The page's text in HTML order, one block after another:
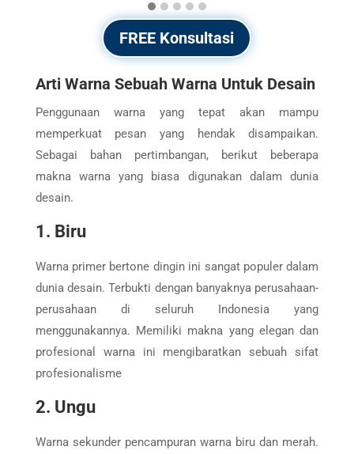
FREE Konsultasi
Arti Warna Sebuah Warna Untuk Desain
Penggunaan warna yang tepat akan mampu
memperkuat pesan yang hendak disampaikan.
Sebagai bahan pertimbangan, berikut beberapa
makna warna yang biasa digunakan dalam dunia
desain.
1. Biru
Warna primer bertone dingin ini sangat populer dalam
dunia desain. Terbukti dengan banyaknya perusahaan-
perusahaan di seluruh Indonesia yang
menggunakannya. Memiliki makna yang elegan dan
profesional warna ini mengibaratkan sebuah sifat
profesionalisme
2. Ungu
Warna sekunder pencampuran warna biru dan merah.